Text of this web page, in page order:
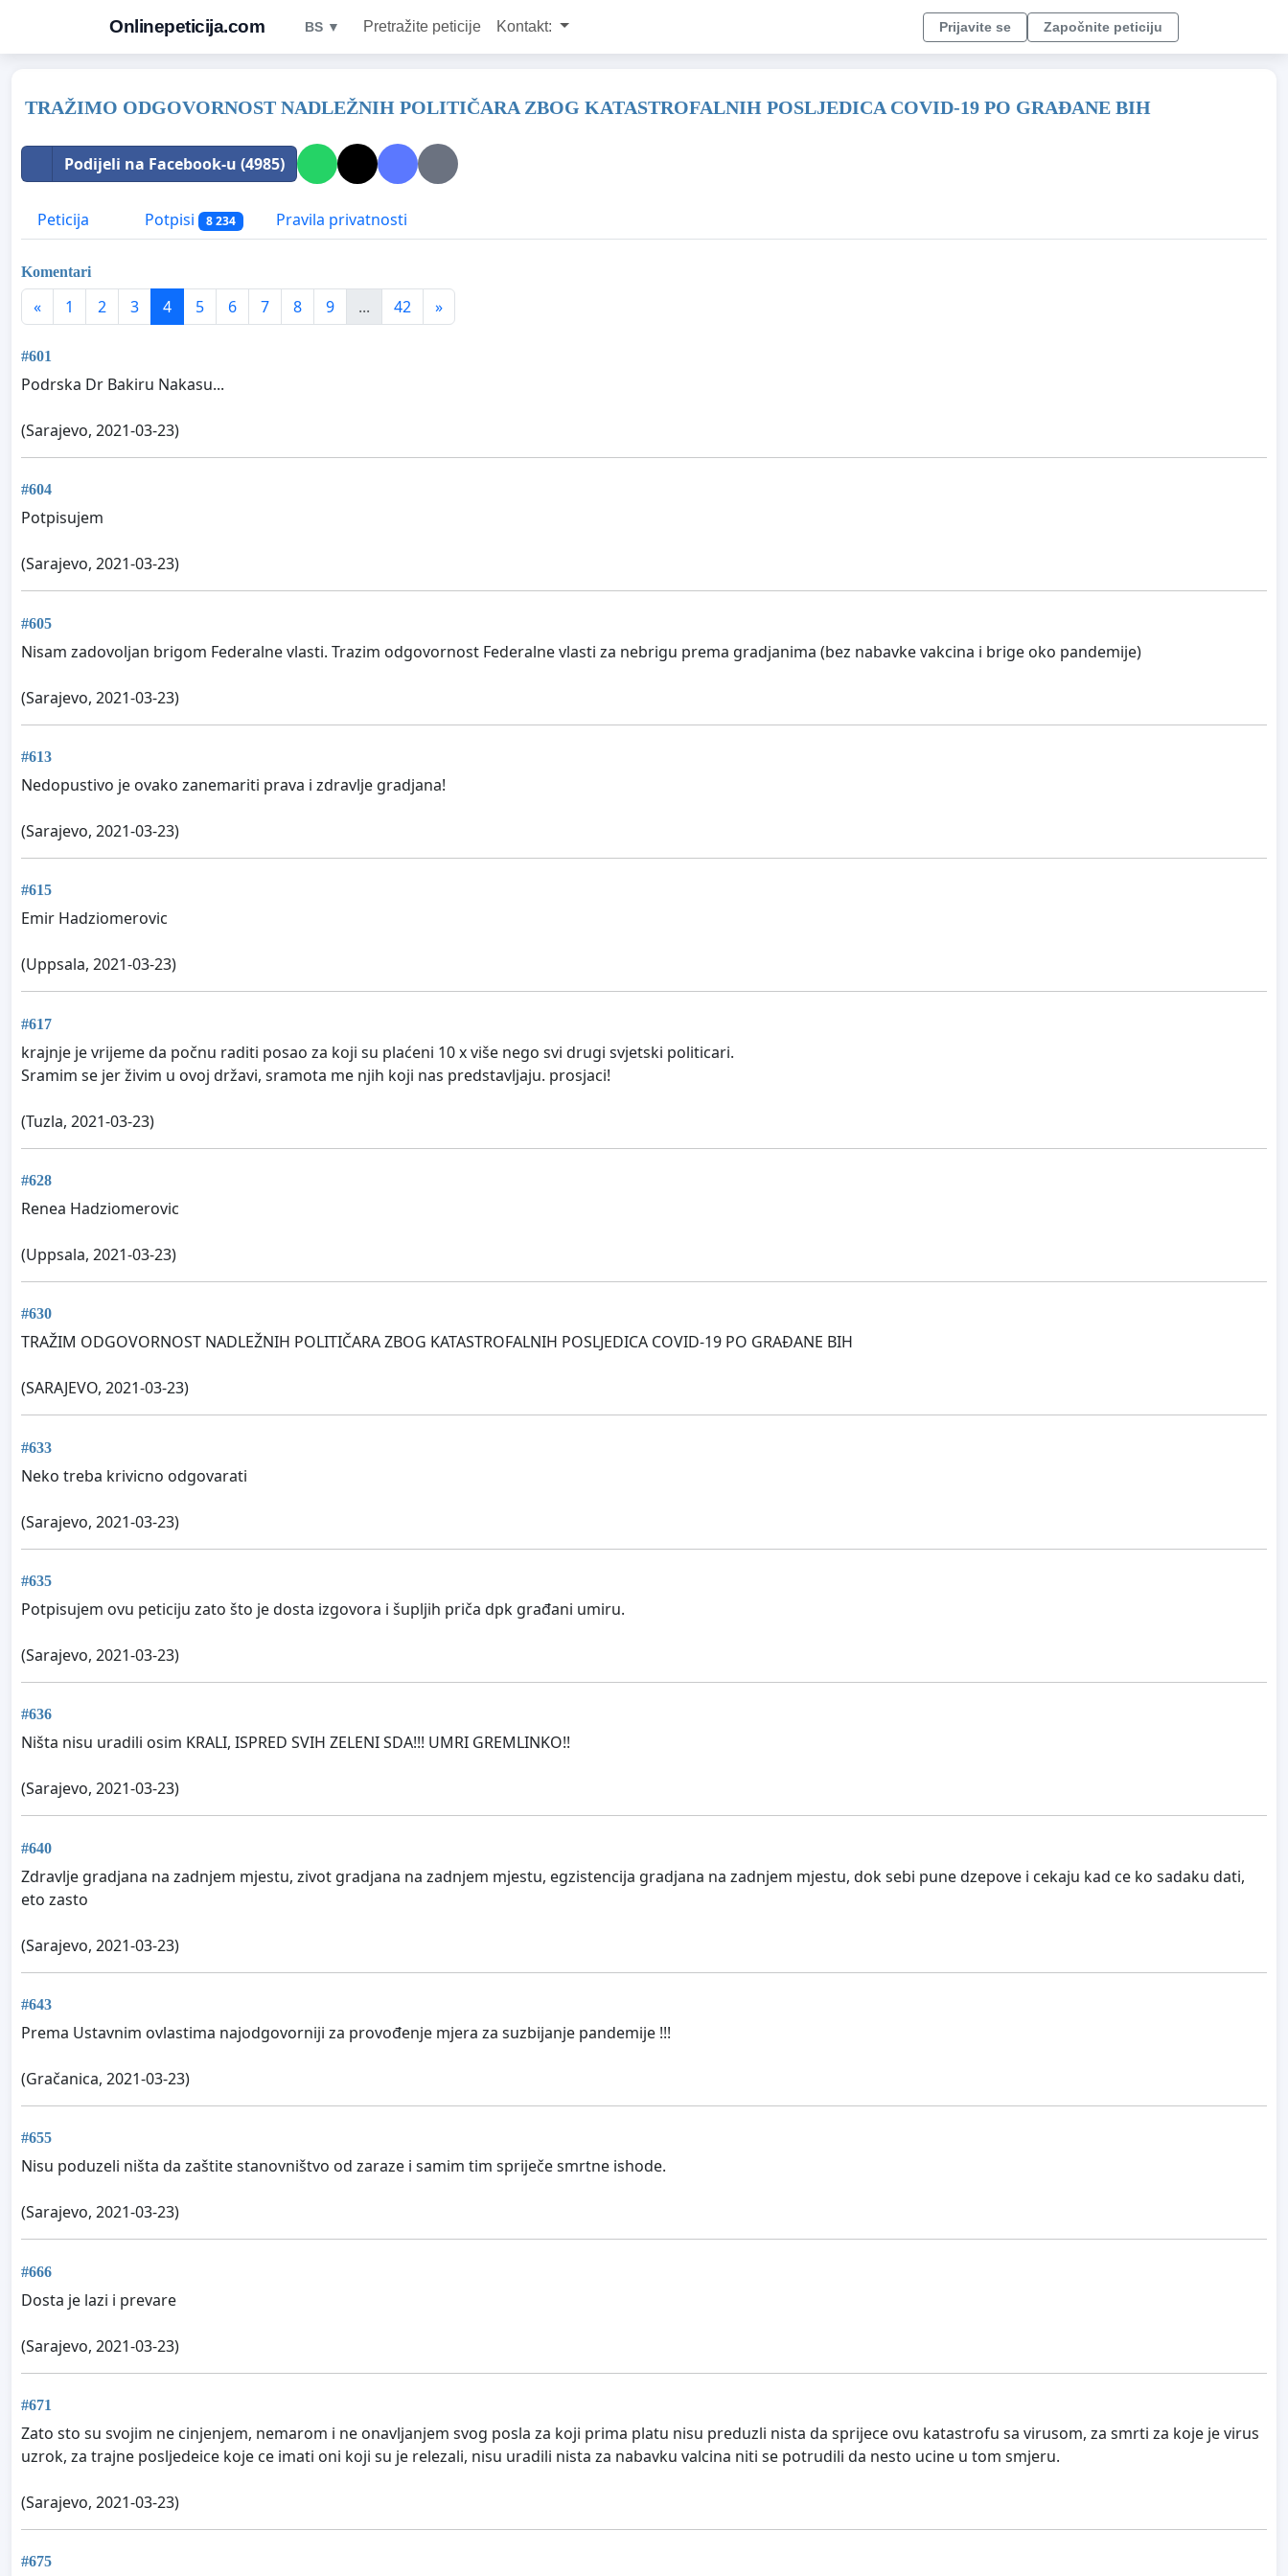
Onlinepeticija.com BS ▼ Pretražite peticije Kontakt: Prijavite se Započnite peticiju
TRAŽIMO ODGOVORNOST NADLEŽNIH POLITIČARA ZBOG KATASTROFALNIH POSLJEDICA COVID-19 PO GRAĐANE BIH
Podijeli na Facebook-u (4985)
Peticija Potpisi 8 234 Pravila privatnosti
Komentari
« 1 2 3 4 5 6 7 8 9 ... 42 »
#601
Podrska Dr Bakiru Nakasu...
(Sarajevo, 2021-03-23)
#604
Potpisujem
(Sarajevo, 2021-03-23)
#605
Nisam zadovoljan brigom Federalne vlasti. Trazim odgovornost Federalne vlasti za nebrigu prema gradjanima (bez nabavke vakcina i brige oko pandemije)
(Sarajevo, 2021-03-23)
#613
Nedopustivo je ovako zanemariti prava i zdravlje gradjana!
(Sarajevo, 2021-03-23)
#615
Emir Hadziomerovic
(Uppsala, 2021-03-23)
#617
krajnje je vrijeme da počnu raditi posao za koji su plaćeni 10 x više nego svi drugi svjetski politicari.
Sramim se jer živim u ovoj državi, sramota me njih koji nas predstavljaju. prosjaci!
(Tuzla, 2021-03-23)
#628
Renea Hadziomerovic
(Uppsala, 2021-03-23)
#630
TRAŽIM ODGOVORNOST NADLEŽNIH POLITIČARA ZBOG KATASTROFALNIH POSLJEDICA COVID-19 PO GRAĐANE BIH
(SARAJEVO, 2021-03-23)
#633
Neko treba krivicno odgovarati
(Sarajevo, 2021-03-23)
#635
Potpisujem ovu peticiju zato što je dosta izgovora i šupljih priča dpk građani umiru.
(Sarajevo, 2021-03-23)
#636
Ništa nisu uradili osim KRALI, ISPRED SVIH ZELENI SDA!!! UMRI GREMLINKO!!
(Sarajevo, 2021-03-23)
#640
Zdravlje gradjana na zadnjem mjestu, zivot gradjana na zadnjem mjestu, egzistencija gradjana na zadnjem mjestu, dok sebi pune dzepove i cekaju kad ce ko sadaku dati,
eto zasto
(Sarajevo, 2021-03-23)
#643
Prema Ustavnim ovlastima najodgovorniji za provođenje mjera za suzbijanje pandemije !!!
(Gračanica, 2021-03-23)
#655
Nisu poduzeli ništa da zaštite stanovništvo od zaraze i samim tim spriječe smrtne ishode.
(Sarajevo, 2021-03-23)
#666
Dosta je lazi i prevare
(Sarajevo, 2021-03-23)
#671
Zato sto su svojim ne cinjenjem, nemarom i ne onavljanjem svog posla za koji prima platu nisu preduzli nista da sprijece ovu katastrofu sa virusom, za smrti za koje je virus
uzrok, za trajne posljedeice koje ce imati oni koji su je relezali, nisu uradili nista za nabavku valcina niti se potrudili da nesto ucine u tom smjeru.
(Sarajevo, 2021-03-23)
#675